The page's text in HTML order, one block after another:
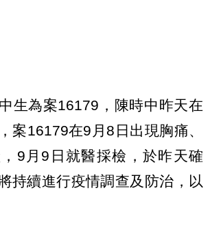
生為案16179，陳時中昨天在
案16179在9月8日出現胸痛、
9月9日就醫採檢，於昨天確
持續進行疫情調查及防治，以